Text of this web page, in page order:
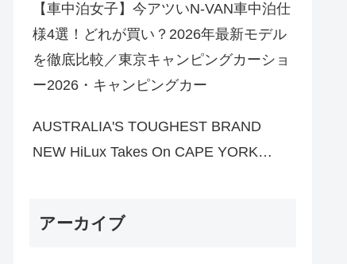
【車中泊女子】今アツいN-VAN車中泊仕
様4選！どれが買い？2026年最新モデル
を徹底比較／東京キャンピングカーショ
ー2026・キャンピングカー
AUSTRALIA'S TOUGHEST BRAND
NEW HiLux Takes On CAPE YORK…
アーカイブ